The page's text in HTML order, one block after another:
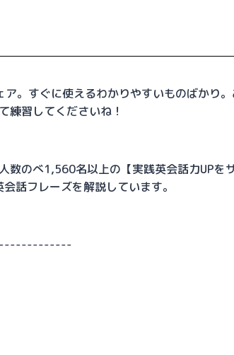
。すぐに使えるわかりやすいものばかり
練習してくださいね！
数のべ1,560名以上の【実践英会話力UPを
話フレーズを解説しています。